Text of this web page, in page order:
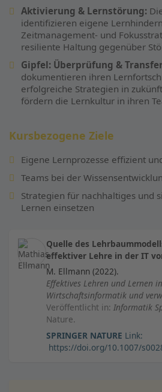
Aktivierung & Lernstörung:
identifizieren eigene
Zeitmanagement- und
resiliente Haltung gegenüber
Gipfel: Überprüfung &
dokumentieren ihren
erfolgreiche Strategien in
fördern die Lernkultur in ihren
Kursbezogene Ziele
Eigene Lernprozesse effizient
Teams bei der
Strategien für nachhaltiges und
Lernen einsetzen
Quelle des
effektiver Lehre in der IT
M. Ellmann (2022).
Effektives Lehren und Lernen
Wirtschaftsinformatik und
Veröffentlicht in: Informatik
Nature.
SPRINGER NATURE Link:
https://doi.org/10.1007/